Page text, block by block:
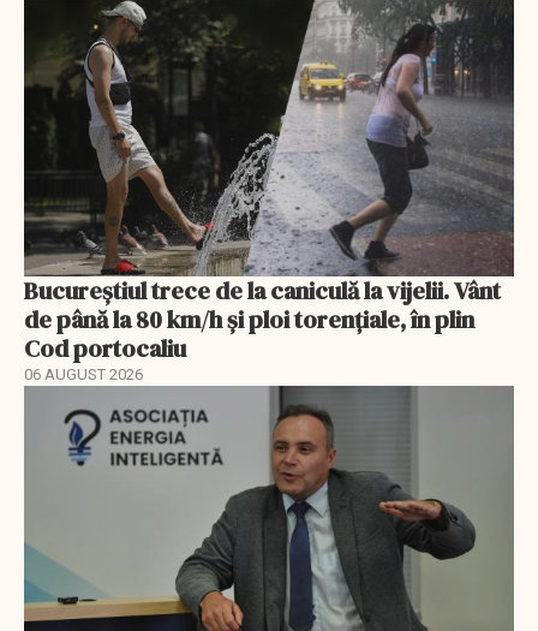
Bucureștiul trece de la caniculă la vijelii. Vânt
de până la 80 km/h și ploi torențiale, în plin
Cod portocaliu
06 AUGUST 2026